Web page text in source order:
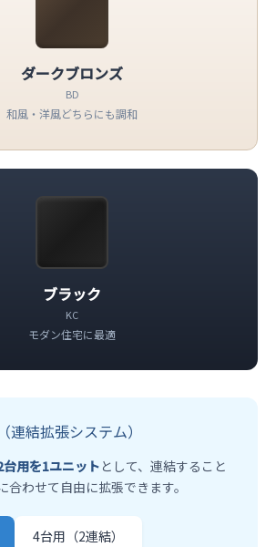
ダークブロンズ
BD
和風・洋風どちらにも調和
ブラック
KC
モダン住宅に最適
連結拡張システム）
台用を1ユニット として、連結すること
合わせて自由に拡張できます。
4台用（2連結）